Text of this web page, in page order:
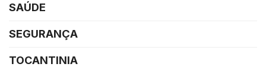
SAÚDE
SEGURANÇA
TOCANTINIA